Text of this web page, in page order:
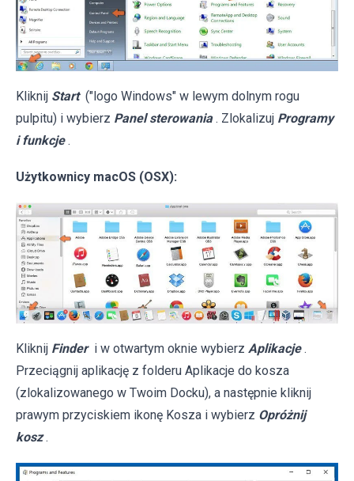
Kliknij Start ("logo Windows" w lewym dolnym rogu
pulpitu) i wybierz Panel sterowania . Zlokalizuj Programy
i funkcje .
Użytkownicy macOS (OSX):
Kliknij Finder i w otwartym oknie wybierz Aplikacje .
Przeciągnij aplikację z folderu Aplikacje do kosza
(zlokalizowanego w Twoim Docku), a następnie kliknij
prawym przyciskiem ikonę Kosza i wybierz Opróżnij
kosz .